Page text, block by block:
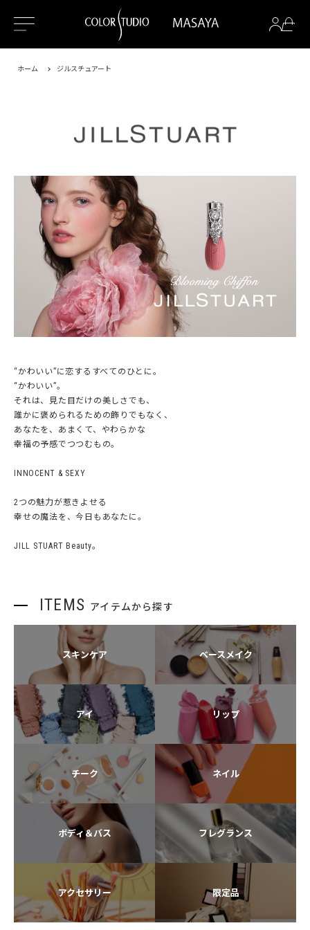
ホーム ジルスチュアート
“かわいい”に恋するすべてのひとに。
“かわいい”。
それは、見た目だけの美しさでも、
誰かに褒められるための飾りでもなく、
あなたを、あまくて、やわらかな
幸福の予感でつつむもの。
INNOCENT & SEXY
2つの魅力が惹きよせる
幸せの魔法を、今日もあなたに。
JILL STUART Beauty。
ITEMS アイテムから探す
スキンケア ベースメイク
アイ リップ
チーク ネイル
ボディ＆バス フレグランス
アクセサリー 限定品